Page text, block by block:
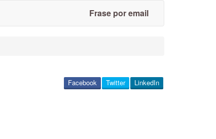
Frase por email
LinkedIn
Twitter
Facebook